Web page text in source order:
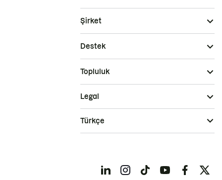
Şirket
Destek
Topluluk
Legal
Türkçe